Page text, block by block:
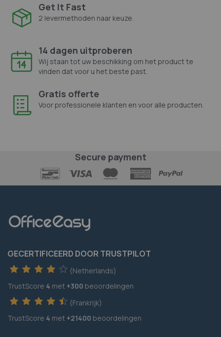
Get It Fast
2 levermethoden naar keuze.
14 dagen uitproberen
Wij staan tot uw beschikking om het product te
vinden dat voor u het beste past.
Gratis offerte
Voor professionele klanten en voor alle producten.
Secure payment
GECERTIFICEERD DOOR TRUSTPILOT
(Netherlands)
TrustScore 4 met +300 beoordelingen
(Frankrijk)
TrustScore 4 met +21400 beoordelingen